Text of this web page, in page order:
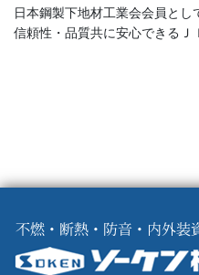
日本鋼製下地材工業会会員とし
信頼性・品質共に安心できるＪ